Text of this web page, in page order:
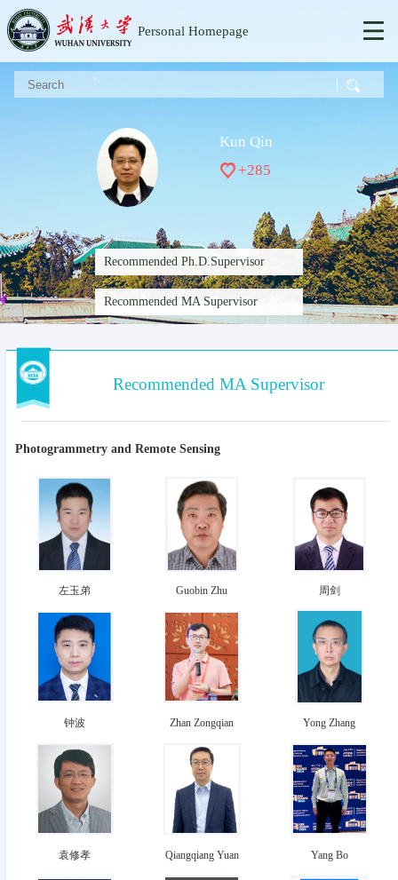
Personal Homepage
Kun Qin
+285
Recommended Ph.D.Supervisor
Recommended MA Supervisor
Recommended MA Supervisor
Photogrammetry and Remote Sensing
左玉弟 Guobin Zhu 周剑
钟波 Zhan Zongqian Yong Zhang
袁修孝 Qiangqiang Yuan Yang Bo